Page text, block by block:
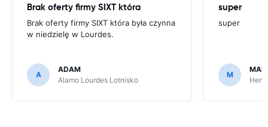
Brak oferty firmy SIXT która
Brak oferty firmy SIXT która była czynna
w niedzielę w Lourdes.
A
ADAM
Alamo Lourdes Lotnisko
super
super
M